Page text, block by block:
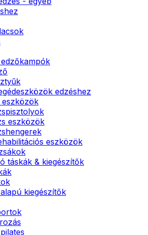
edzéshez
eszközök
eszközök
eszközök
táskák & kiegészítők
kiegészítők